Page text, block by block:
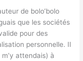
de bolo’bolo
que les sociétés
pour des
personnelle. Il
attendais) à